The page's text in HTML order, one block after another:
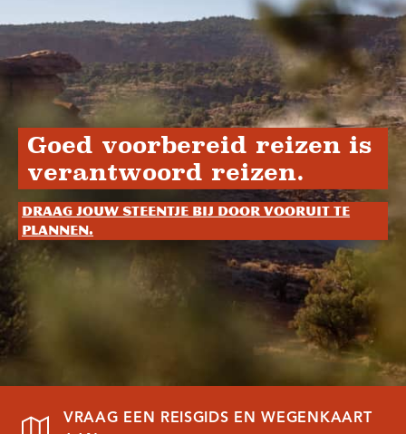
Goed voorbereid reizen is
verantwoord reizen.
Draag jouw steentje bij door vooruit te
plannen.
VRAAG EEN REISGIDS EN WEGENKAART